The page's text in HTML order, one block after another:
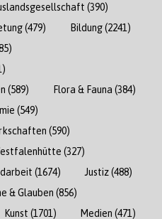
(390)
(479) Bildung(2241)
(589) Flora & Fauna (384)
(549)
(590)
(327)
(1674) Justiz(488)
& Glauben (856)
Kunst (1701) Medien (471)